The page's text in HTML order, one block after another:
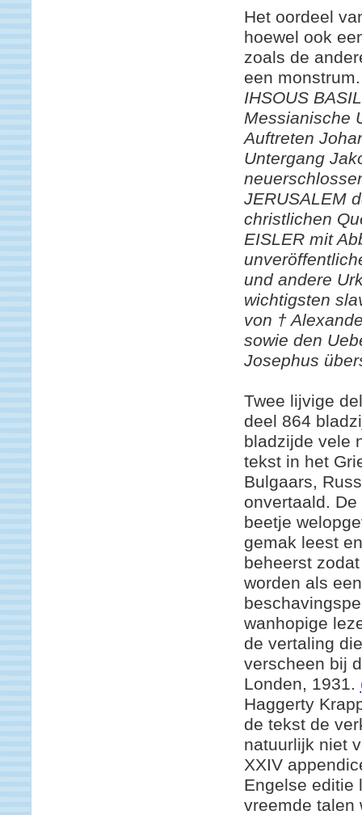
Het oordeel
hoewel ook
zoals de
een
IHSOUS
Messianische
Auftreten
Untergang
JERUSALEM
christlichen
EISLER mit
und andere
wichtigsten
von †
sowie den
Josephus
Twee lijvige
deel 864
bladzijde vele
tekst in het
Bulgaars,
onvertaald.
beetje
gemak leest
beheerst
worden als
wanhopige
de vertaling
verscheen bij
Londen, 1931.
Haggerty
de tekst de
natuurlijk niet
XXIV
Engelse editie
vreemde talen